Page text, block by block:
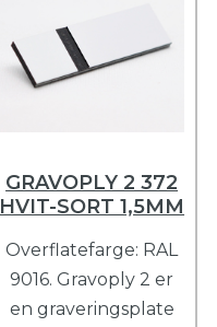
GRAVOPLY 2 372
HVIT-SORT 1,5MM
Overflatefarge: RAL
9016. Gravoply 2 er
en graveringsplate